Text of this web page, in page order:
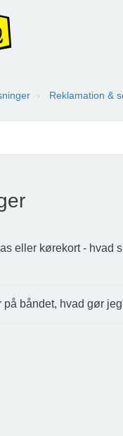
Reklamation &
eller kørekort - hvad
på båndet, hvad gør